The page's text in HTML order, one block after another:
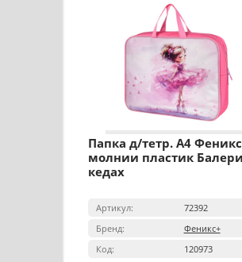
Папка д/тетр. А4
молнии пластик
кедах
Артикул:
72392
Бренд:
Феникс+
Код:
120973